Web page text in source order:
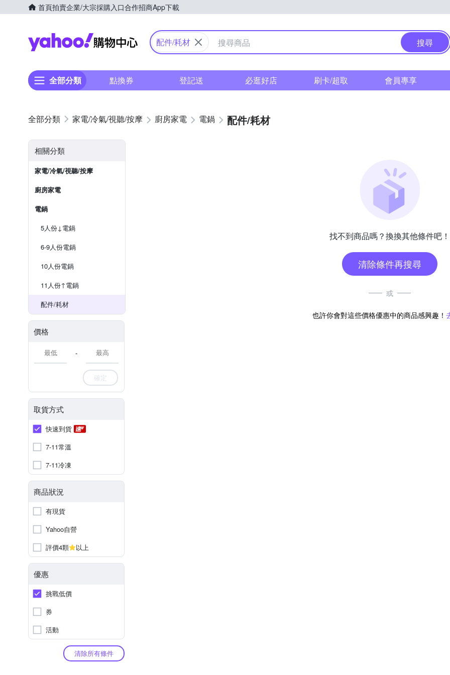
首頁拍賣企業/大宗採購入口合作招商App下載
Yahoo購物中心
配件/耗材 搜尋
全部分類 點換券 登記送 必逛好店 刷卡/超取 會員專享
家電/冷氣/視聽/按摩 廚房家電 電鍋 配件/耗材
相關分類
家電/冷氣/視聽/按摩
廚房家電
電鍋
5人份↓電鍋
6-9人份電鍋
10人份電鍋
11人份↑電鍋
配件/耗材
價格
-
確定
取貨方式
快速到貨
7-11常溫
7-11冷凍
商品狀況
有現貨
Yahoo自營
評價4顆
以上
優惠
挑戰低價
券
活動
清除所有條件
找不到商品嗎？換換其他條件吧！
清除條件再搜尋
或
也許你會對這些價格優惠中的商品感興趣！